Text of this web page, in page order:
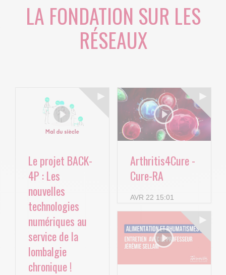
LA FONDATION SUR LES
RÉSEAUX
Le projet BACK-
4P : Les
nouvelles
technologies
numériques au
service de la
lombalgie
chronique !
Arthritis4Cure -
Cure-RA
AVR 22 15:01